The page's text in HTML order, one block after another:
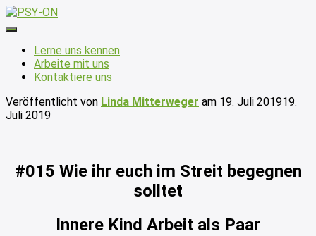
Navigation umschalten
Lerne uns kennen
Arbeite mit uns
Kontaktiere uns
Veröffentlicht von Linda Mitterweger am 19. Juli 201919.
Juli 2019
#015 Wie ihr euch im Streit begegnen
solltet
Innere Kind Arbeit als Paar